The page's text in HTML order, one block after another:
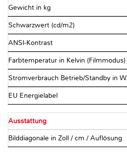
Gewicht in kg
Schwarzwert (cd/m2)
ANSI-Kontrast
Farbtemperatur in Kelvin (Filmmodus)
Stromverbrauch Betrieb/Standby in W
EU Energielabel
Ausstattung
Bilddiagonale in Zoll / cm / Auflösung